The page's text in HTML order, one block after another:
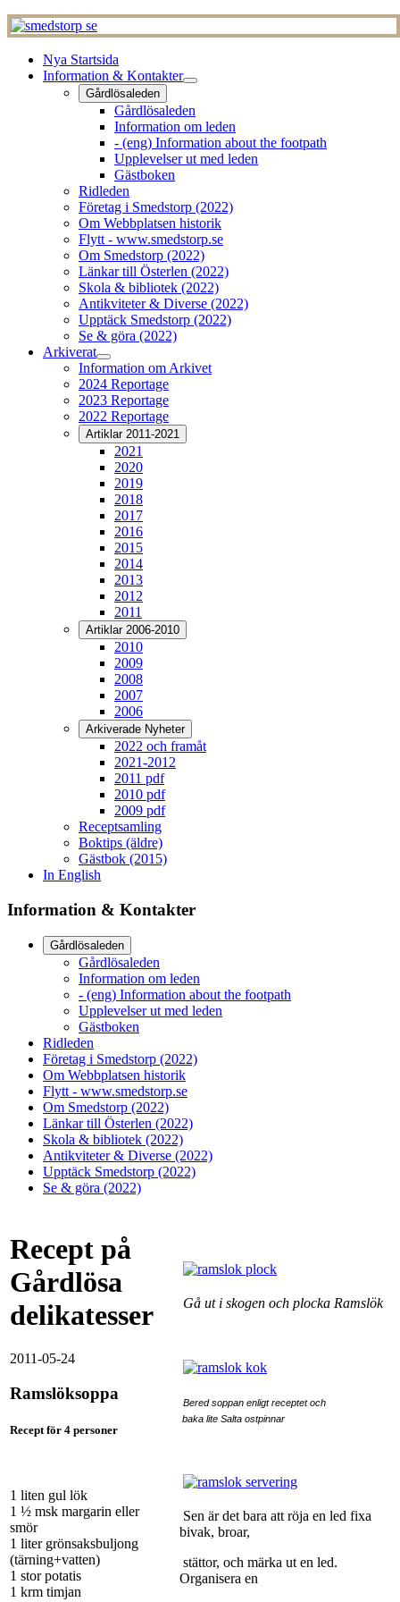
Nya Startsida
Information & Kontakter
Gårdlösaleden
Gårdlösaleden
Information om leden
- (eng) Information about the footpath
Upplevelser ut med leden
Gästboken
Ridleden
Företag i Smedstorp (2022)
Om Webbplatsen historik
Flytt - www.smedstorp.se
Om Smedstorp (2022)
Länkar till Österlen (2022)
Skola & bibliotek (2022)
Antikviteter & Diverse (2022)
Upptäck Smedstorp (2022)
Se & göra (2022)
Arkiverat
Information om Arkivet
2024 Reportage
2023 Reportage
2022 Reportage
Artiklar 2011-2021
2021
2020
2019
2018
2017
2016
2015
2014
2013
2012
2011
Artiklar 2006-2010
2010
2009
2008
2007
2006
Arkiverade Nyheter
2022 och framåt
2021-2012
2011 pdf
2010 pdf
2009 pdf
Receptsamling
Boktips (äldre)
Gästbok (2015)
In English
Information & Kontakter
Gårdlösaleden
Gårdlösaleden
Information om leden
- (eng) Information about the footpath
Upplevelser ut med leden
Gästboken
Ridleden
Företag i Smedstorp (2022)
Om Webbplatsen historik
Flytt - www.smedstorp.se
Om Smedstorp (2022)
Länkar till Österlen (2022)
Skola & bibliotek (2022)
Antikviteter & Diverse (2022)
Upptäck Smedstorp (2022)
Se & göra (2022)
Recept på
Gårdlösa
delikatesser
2011-05-24
Ramslöksoppa
Recept för 4 personer
1 liten gul lök
1 ½ msk margarin eller
smör
1 liter grönsaksbuljong
(tärning+vatten)
1 stor potatis
1 krm timjan
Gå ut i skogen och plocka Ramslök
Bered soppan enligt receptet och
baka lite Salta ostpinnar
Sen är det bara att röja en led fixa
bivak, broar,
stättor, och märka ut en led.
Organisera en